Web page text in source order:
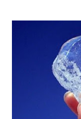
Paulo. O brasão
um pendão branco,
ostentando a cruz
fixado em uma
escudo há uma
ameias, com uma
frutificados, na sua